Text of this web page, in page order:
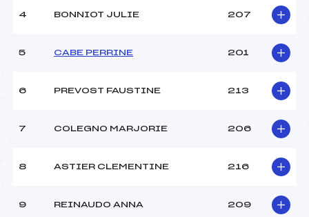
70 m
20 m
Style :
L
4 BONNIOT JULIE 207
5 CABE PERRINE 201
6 PREVOST FAUSTINE 213
7 COLEGNO MARJORIE 206
8 ASTIER CLEMENTINE 216
9 REINAUDO ANNA 209